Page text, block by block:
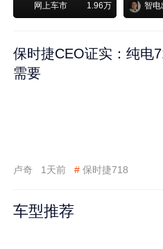
网上车市 1.96万 智电
保时捷CEO证实：纯电
需要
卢奇 1天前 # 保时捷718
车型推荐